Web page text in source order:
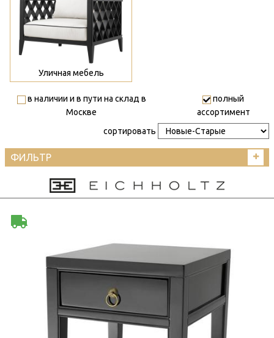
Уличная мебель
в наличии и в пути на склад в
Москве
полный
ассортимент
сортировать
ФИЛЬТР